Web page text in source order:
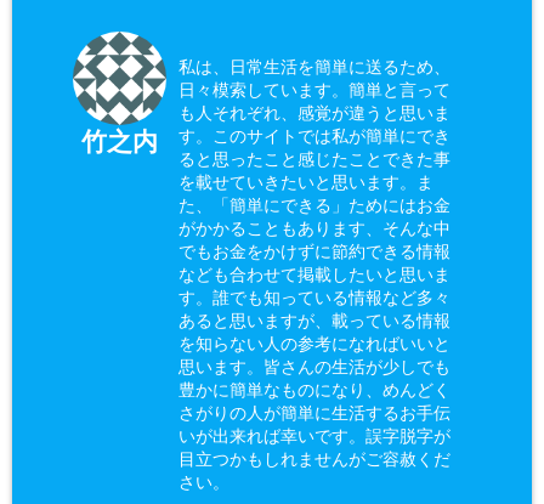
竹之内
私は、日常生活を簡単に送るため、
日々模索しています。簡単と言って
も人それぞれ、感覚が違うと思いま
す。このサイトでは私が簡単にでき
ると思ったこと感じたことできた事
を載せていきたいと思います。ま
た、「簡単にできる」ためにはお金
がかかることもあります、そんな中
でもお金をかけずに節約できる情報
なども合わせて掲載したいと思いま
す。誰でも知っている情報など多々
あると思いますが、載っている情報
を知らない人の参考になればいいと
思います。皆さんの生活が少しでも
豊かに簡単なものになり、めんどく
さがりの人が簡単に生活するお手伝
いが出来れば幸いです。誤字脱字が
目立つかもしれませんがご容赦くだ
さい。